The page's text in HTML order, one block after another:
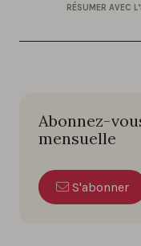
RÉSUMER AVEC
Abonnez-
mensuelle
S'abonner